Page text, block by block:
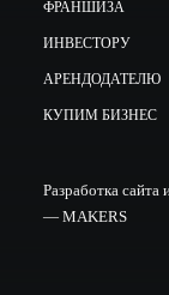
ФРАНШИЗА
ИНВЕСТОРУ
АРЕНДОДАТЕЛЮ
КУПИМ БИЗНЕС
Разработка сайта
— MAKERS